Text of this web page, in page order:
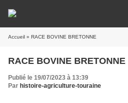
Accueil » RACE BOVINE BRETONNE
RACE BOVINE BRETONNE
Publié le 19/07/2023 à 13:39
Par histoire-agriculture-touraine